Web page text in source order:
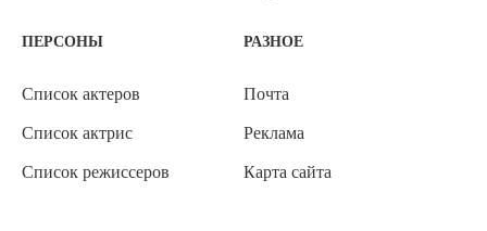
ПЕРСОНЫ
Список актеров
Список актрис
Список режиссеров
РАЗНОЕ
Почта
Реклама
Карта сайта